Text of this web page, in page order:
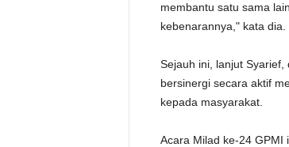
membantu satu sama
kebenarannya," kata dia.
Sejauh ini, lanjut
bersinergi secara aktif
kepada masyarakat.
Acara Milad ke-24 GPMI